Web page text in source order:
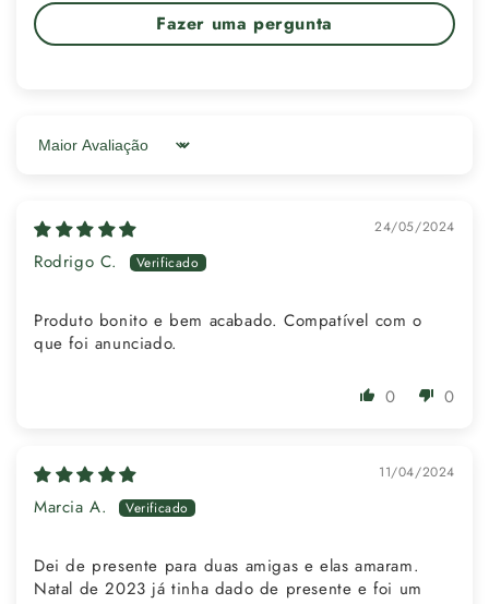
Fazer uma pergunta
Sort by
24/05/2024
Rodrigo C.
Produto bonito e bem acabado. Compatível com o
que foi anunciado.
0 0
11/04/2024
Marcia A.
Dei de presente para duas amigas e elas amaram.
Natal de 2023 já tinha dado de presente e foi um